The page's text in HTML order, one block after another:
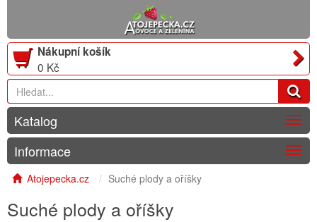
Nákupní košík
0 Kč
Katalog
Informace
Atojepecka.cz Suché plody a oříšky
Suché plody a oříšky